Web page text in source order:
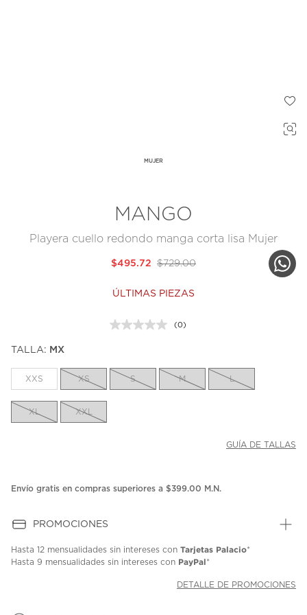
MUJER
MANGO
Playera cuello redondo manga corta lisa Mujer
$729.00
$495.72
ÚLTIMAS PIEZAS
Sin
la
misma
(0)
TALLA: MX
XXS XS S M L
XL XXL
GUÍA DE TALLAS
Envío gratis en compras superiores a $399.00 M.N.
PROMOCIONES
Hasta 12 mensualidades sin intereses con Tarjetas Palacio*
Hasta 9 mensualidades sin intereses con PayPal*
DETALLE DE PROMOCIONES